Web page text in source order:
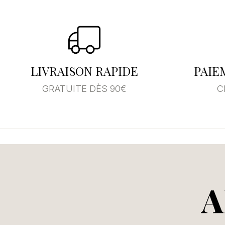
LIVRAISON RAPIDE
GRATUITE DÈS 90€